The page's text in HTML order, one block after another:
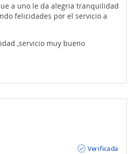
a uno le da alegria tranquilidad
felicidades por el servicio a
,servicio muy bueno
Verificada